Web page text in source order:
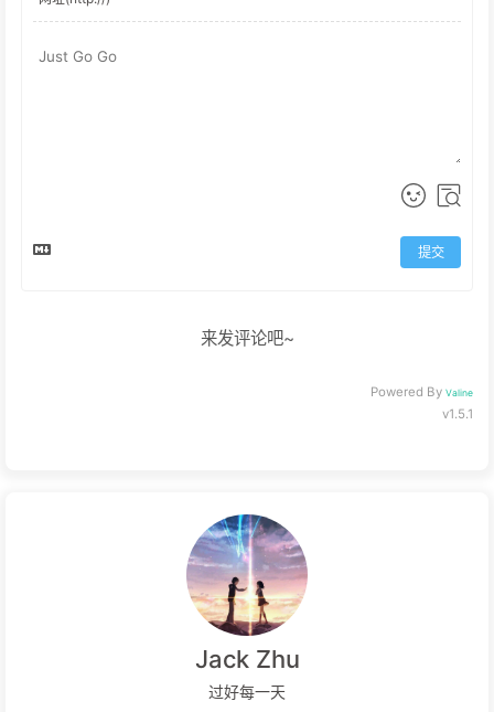
提交
来发评论吧~
Powered By Valine
v1.5.1
Jack Zhu
过好每一天